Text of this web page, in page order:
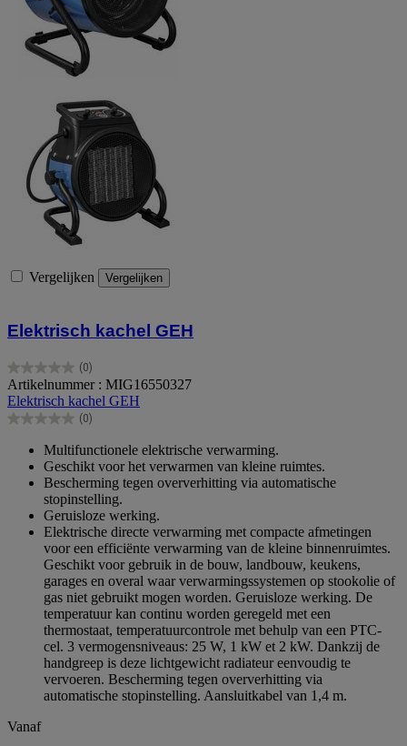
Vergelijken Vergelijken
Elektrisch kachel GEH
(0)
0.0
van
de
5
Artikelnummer : MIG16550327
Elektrisch kachel GEH
(0)
0.0
sterren.
Multifunctionele elektrische verwarming.
Geschikt voor het verwarmen van kleine ruimtes.
Bescherming tegen oververhitting via automatische
stopinstelling.
Geruisloze werking.
Elektrische directe verwarming met compacte afmetingen
voor een efficiënte verwarming van de kleine binnenruimtes.
Geschikt voor gebruik in de bouw, landbouw, keukens,
garages en overal waar verwarmingssystemen op stookolie of
gas niet gebruikt mogen worden. Geruisloze werking. De
temperatuur kan continu worden geregeld met een
thermostaat, temperatuurcontrole met behulp van een PTC-
cel. 3 vermogensniveaus: 25 W, 1 kW et 2 kW. Dankzij de
handgreep is deze lichtgewicht radiateur eenvoudig te
vervoeren. Bescherming tegen oververhitting via
automatische stopinstelling. Aansluitkabel van 1,4 m.
Vanaf